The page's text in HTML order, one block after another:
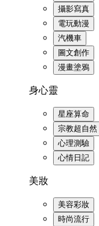
攝影寫真
電玩動漫
汽機車
圖文創作
漫畫塗鴉
身心靈
星座算命
宗教超自然
心理測驗
心情日記
美妝
美容彩妝
時尚流行